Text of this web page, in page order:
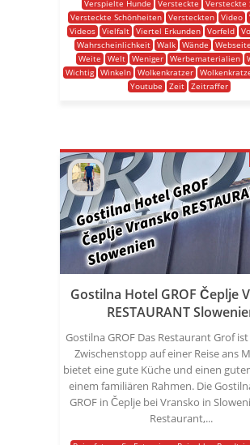
Verspielte Hunde
Versteckte
Versteckte
Versteckte Schönheiten
Versteckten Video
Videos Vielfalt Viertel Erkunden Vorfeld
Wahrscheinlichkeit
Walk Wände
Weite
Welt Weniger Werbematerialien
Wichtig Winkeln Wolkenkratzer
Youtube
Zeit Zeitraffer
Gostilna Hotel GROF Čeplje
RESTAURANT
Gostilna GROF Das Restaurant Grof
Zwischenstopp auf einer Reise ans
bietet eine gute Küche und einen
einem familiären Rahmen. Die
GROF in Čeplje bei Vransko in
Restaurant,...